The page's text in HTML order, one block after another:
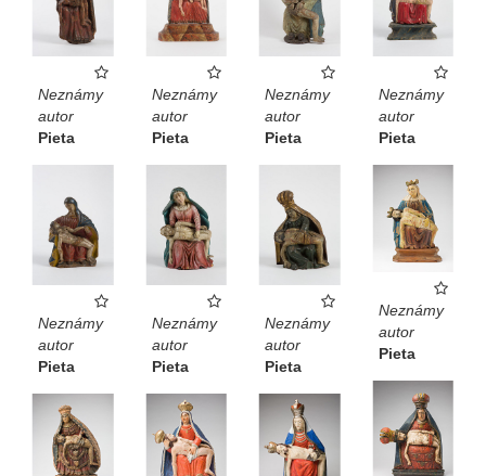
Neznámy
autor
Pieta
Neznámy
autor
Pieta
Neznámy
autor
Pieta
Neznámy
autor
Pieta
Neznámy
autor
Pieta
Neznámy
autor
Pieta
Neznámy
autor
Pieta
Neznámy
autor
Pieta